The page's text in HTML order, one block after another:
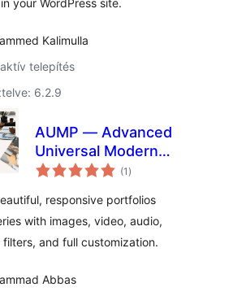
your WordPress site.
Kalimulla
telepítés
6.2.9
AUMP — Advanced
Universal Modern
Portfolio & Gallery
(1 értékelés
összesen
)
responsive portfolios
with images, video, audio,
and full customization.
Abbas